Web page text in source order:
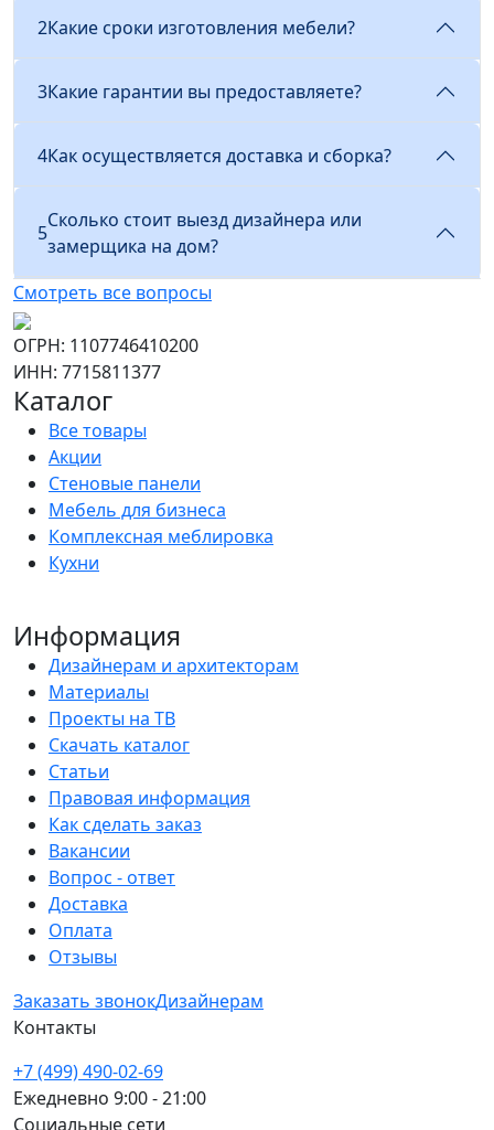
2Какие сроки изготовления мебели?
3Какие гарантии вы предоставляете?
4Как осуществляется доставка и сборка?
5
Сколько стоит выезд дизайнера или
замерщика на дом?
Смотреть все вопросы
ОГРН: 1107746410200
ИНН: 7715811377
Каталог
Все товары
Акции
Стеновые панели
Мебель для бизнеса
Комплексная меблировка
Кухни
Информация
Дизайнерам и архитекторам
Материалы
Проекты на ТВ
Скачать каталог
Статьи
Правовая информация
Как сделать заказ
Вакансии
Вопрос - ответ
Доставка
Оплата
Отзывы
Заказать звонокДизайнерам
Контакты
+7 (499) 490-02-69
Ежедневно 9:00 - 21:00
Социальные сети